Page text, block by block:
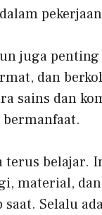
juga
dan
sains dan
terus belajar.
material,
Selalu